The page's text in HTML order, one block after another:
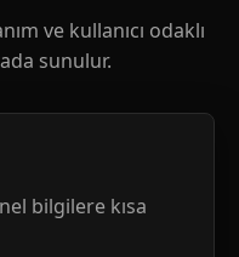
ve kullanıcı odaklı
sunulur.
bilgilere kısa